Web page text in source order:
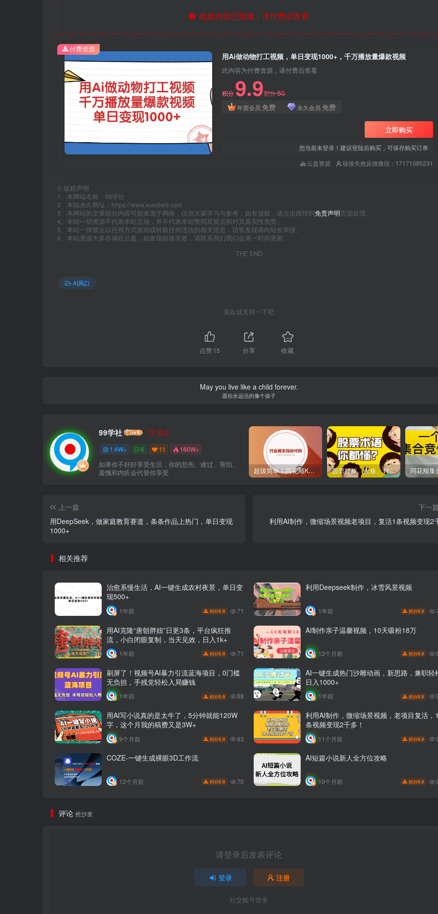
此处内容已隐藏，请付费后查看
用Ai做动物打工视频，单日变现1000+，千万播放量爆款视频
此内容为付费资源，请付费后查看
积分 9.9积分50
年度会员 免费 永久会员 免费
立即购买
您当前未登录！建议登陆后购买，可保存购买订单
云盘资源
链接失效反馈微信：17171085231
付费资源
© 版权声明
1、本网站名称：99学社
2、本站永久网址：https://www.xueshe9.com
3、本网站的文章部分内容可能来源于网络，仅供大家学习与参考，如有侵权，请点击跳转到免责声明页面处理。
4、本站一切资源不代表本站立场，并不代表本站赞同其观点和对其真实性负责。
5、本站一律禁止以任何方式发布或转载任何违法的相关信息，访客发现请向站长举报。
6、本站资源大多存储在云盘，如发现链接失效，请联系我们我们会第一时间更新。
THE END
AI风口
喜欢就支持一下吧
点赞15 分享 收藏
May you live like a child forever.
愿你永远活的像个孩子
99学社 关注
1.4W+ 6 11 160W+
如果你不好好享受生活，你的悲伤、难过、害怕、
羞愧和内疚会代替你享受
超级简单！同花顺K线界面显示行业概念指标代码图解 股票打板、上板、封板、翘板、炸板是什么意思？炒股你必须懂的暗语！
上一篇
用DeepSeek，做家庭教育赛道，条条作品上热门，单日变现
1000+
下一篇
利用AI制作，微缩场景视频老项目，复活1条视频变现2
相关推荐
治愈系慢生活，AI一键生成农村夜景，单日变
现500+
1年前 积分9.9 71
利用Deepseek制作，冰雪风景视频
1年前 积分9.9
用AI克隆“唐朝胖妞”日更3条，平台疯狂推
流，小白闭眼复制，当天见效，日入1k+
1年前 积分9.9 71
AI制作亲子温馨视频，10天吸粉18万
12个月前 积分9.9
刷屏了！视频号AI暴力引流蓝海项目，0门槛
无负担，手残党轻松入局赚钱
1年前 积分9.9 88
AI一键生成热门沙雕动画，新思路，兼职轻
日入1000+
1年前 积分9.9
用AI写小说真的是太牛了，5分钟就能120W
字，这个月我的稿费又是3W+
9个月前 积分9.9 83
利用AI制作，微缩场景视频，老项目复活，1
条视频变现2千多！
11个月前 积分9.9
COZE-一键生成裸眼3D工作流
12个月前 积分9.9 70
AI短篇小说新人全方位攻略
10个月前 积分9.9
评论 抢沙发
请登录后发表评论
登录 注册
社交账号登录